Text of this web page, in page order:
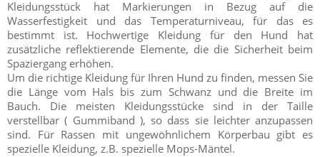
Kleidungsstück hat Markierungen in Bezug auf die
Wasserfestigkeit und das Temperaturniveau, für das es
bestimmt ist. Hochwertige Kleidung für den Hund hat
zusätzliche reflektierende Elemente, die die Sicherheit beim
Spaziergang erhöhen.
Um die richtige Kleidung für Ihren Hund zu finden, messen Sie
die Länge vom Hals bis zum Schwanz und die Breite im
Bauch. Die meisten Kleidungsstücke sind in der Taille
verstellbar ( Gummiband ), so dass sie leichter anzupassen
sind. Für Rassen mit ungewöhnlichem Körperbau gibt es
spezielle Kleidung, z.B. spezielle Mops-Mäntel.